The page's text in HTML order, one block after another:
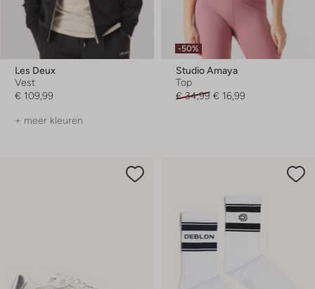
Les Deux
Vest
€ 109,99
+ meer kleuren
-50%
Studio Amaya
Top
€ 34,99 € 16,99